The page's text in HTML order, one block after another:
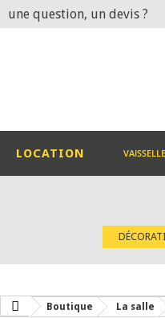
une question, un devis ?
LOCATION VAISSELLE
Boutique La salle